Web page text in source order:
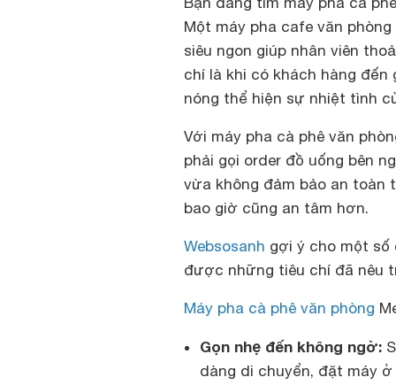
Một máy pha cafe văn
siêu ngon giúp nhân viên
chí là khi có khách hàng
nóng thể hiện sự nhiệt tình
Với máy pha cà phê văn
phải gọi order đồ uống bên
vừa không đảm bảo an toàn
bao giờ cũng an tâm hơn.
Websosanh gợi ý cho một số
được những tiêu chí đã nêu
Máy pha cà phê văn phòng
Gọn nhẹ đến không ngờ:
dàng di chuyển, đặt máy